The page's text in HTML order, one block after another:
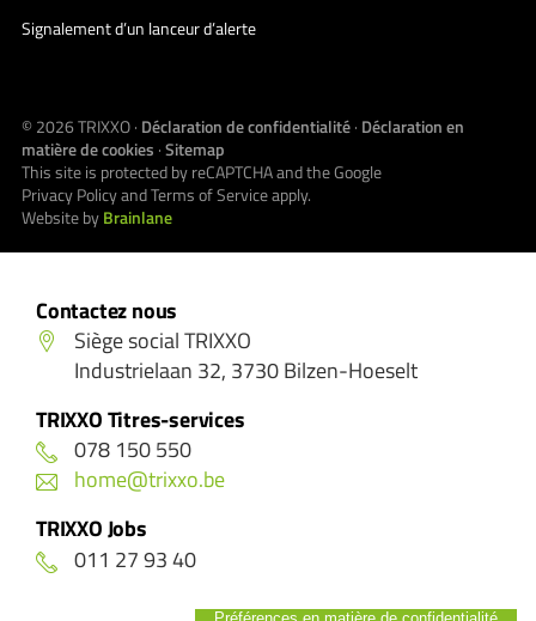
Contactez nous
Siège social TRIXXO
Industrielaan 32, 3730 Bilzen-Hoeselt
TRIXXO Titres-services
078 150 550
home@trixxo.be
TRIXXO Jobs
011 27 93 40
Signalement d’un lanceur d’alerte
© 2026TRIXXO· Déclaration de confidentialité· Déclaration en
matière de cookies ·Sitemap
This site is protected by reCAPTCHA and the Google
Privacy PolicyandTerms of Serviceapply.
Website byBrainlane